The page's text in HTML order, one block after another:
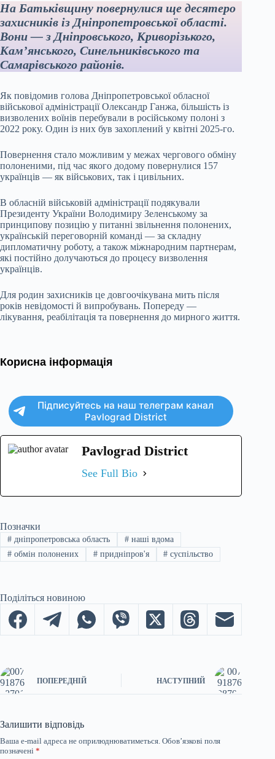
На Батьківщину повернулися ще десятеро
захисників із Дніпропетровської області.
Вони — з Дніпровського, Криворізького,
Кам’янського, Синельниківського та
Самарівського районів.
Як повідомив голова Дніпропетровської обласної
військової адміністрації Олександр Ганжа, більшість із
визволених воїнів перебували в російському полоні з
2022 року. Один із них був захоплений у квітні 2025-го.
Повернення стало можливим у межах чергового обміну
полоненими, під час якого додому повернулися 157
українців — як військових, так і цивільних.
В обласній військовій адміністрації подякували
Президенту України Володимиру Зеленському за
принципову позицію у питанні звільнення полонених,
українській переговорній команді — за складну
дипломатичну роботу, а також міжнародним партнерам,
які постійно долучаються до процесу визволення
українців.
Для родин захисників це довгоочікувана мить після
років невідомості й випробувань. Попереду —
лікування, реабілітація та повернення до мирного життя.
Корисна інформація
Підписуйтесь на наш телеграм канал
Pavlograd District
Pavlograd District
See Full Bio
Позначки
#дніпропетровська область #наші вдома
#обмін полонених #придніпров'я # суспільство
Поділіться новиною
ПОПЕРЕДНІЙ НАСТУПНИЙ
Залишити відповідь
Ваша e-mail адреса не оприлюднюватиметься. Обов’язкові поля
позначені *